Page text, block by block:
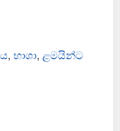
, භාශා, ළමයින්ට